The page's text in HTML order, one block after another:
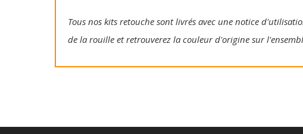
Tous nos kits retouche sont livrés avec une notice
de la rouille et retrouverez la couleur d'origine sur